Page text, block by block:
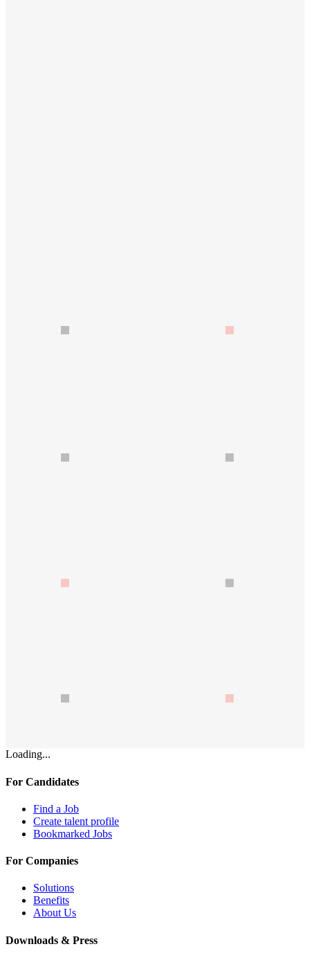
Loading...
For Candidates
Find a Job
Create talent profile
Bookmarked Jobs
For Companies
Solutions
Benefits
About Us
Downloads & Press